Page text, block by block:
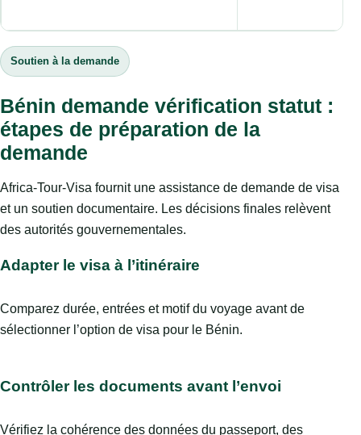
Soutien à la demande
Bénin demande vérification statut :
étapes de préparation de la
demande
Africa-Tour-Visa fournit une assistance de demande de visa
et un soutien documentaire. Les décisions finales relèvent
des autorités gouvernementales.
Adapter le visa à l’itinéraire
Comparez durée, entrées et motif du voyage avant de
sélectionner l’option de visa pour le Bénin.
Contrôler les documents avant l’envoi
Vérifiez la cohérence des données du passeport, des